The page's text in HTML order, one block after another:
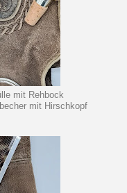
mit Rehbock
mit Hirschkopf